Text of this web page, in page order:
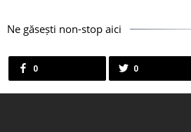
Ne găsești non-stop aici
0 0